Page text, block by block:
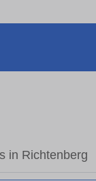
in Richtenberg